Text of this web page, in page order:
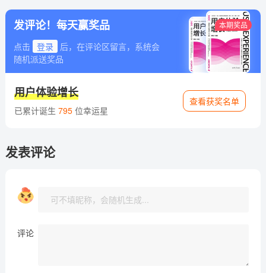
发评论！每天赢奖品
点击 登录
后，在评论区留言，系统会
随机派送奖品
本期奖品
用户体验增长
已累计诞生 795位幸运星
查看获奖名单
发表评论
评论